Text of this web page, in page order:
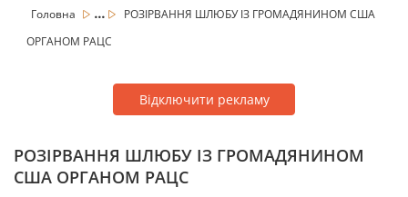
Головна ...
РОЗІРВАННЯ ШЛЮБУ ІЗ ГРОМАДЯНИНОМ США
ОРГАНОМ РАЦС
Відключити рекламу
РОЗІРВАННЯ ШЛЮБУ ІЗ ГРОМАДЯНИНОМ
США ОРГАНОМ РАЦС